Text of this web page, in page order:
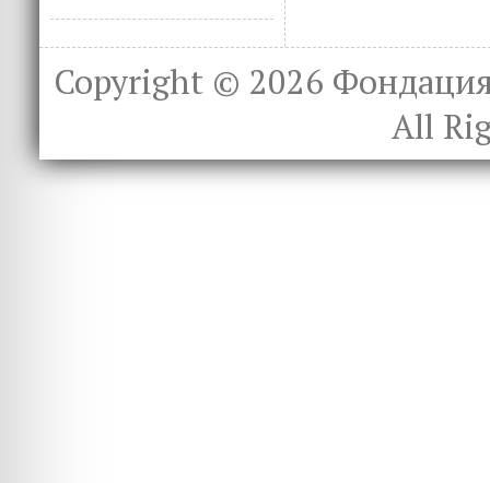
Copyright © 2026
All